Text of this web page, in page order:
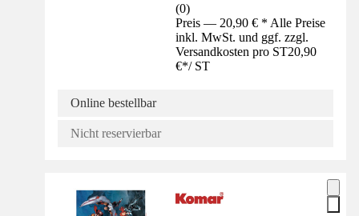
(0)
Preis — 20,90 € * Alle Preise
inkl. MwSt. und ggf. zzgl.
Versandkosten pro ST20,90
€*/ ST
Online bestellbar
Nicht reservierbar